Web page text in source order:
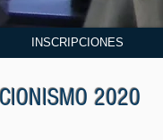
INSCRIPCIONES
2020